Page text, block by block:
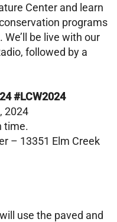
Center and learn
programs
be live with our
followed by a
#LCW2024
2024
time.
– 13351 Elm Creek
use the paved and